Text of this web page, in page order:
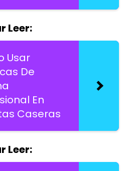
Leer:
Usar
De
En
Caseras
Leer: